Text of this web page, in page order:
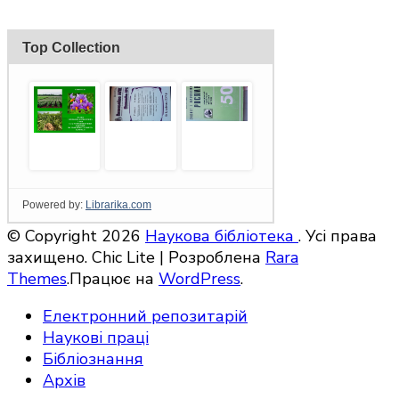
© Copyright 2026 Наукова бібліотека . Усі права
захищено. Chic Lite | Розроблена Rara
Themes.Працює на WordPress.
Електронний репозитарій
Наукові праці
Бібліознання
Архів